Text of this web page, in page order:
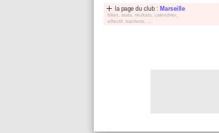
la page du club : Marseille
bilan, stats, réultats, calendrier,
effectif, tranferts, ...